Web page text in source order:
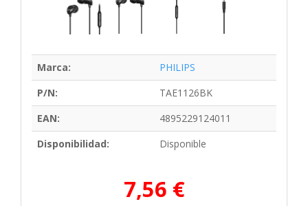
Marca:
PHILIPS
P/N:
TAE1126BK
EAN:
4895229124011
Disponibilidad:
Disponible
7,56 €